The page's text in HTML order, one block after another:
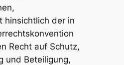
hinsichtlich der in
Recht auf Schutz,
und Beteiligung,